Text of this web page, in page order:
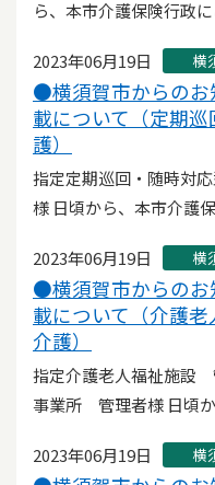
ら、本市介護保険行政
2023年06月19日 横
●横須賀市からの
載について（定期
護）
指定定期巡回・随時対
様 日頃から、本市介護
2023年06月19日 横
●横須賀市からの
載について（介護
介護）
指定介護老人福祉施設
事業所 管理者様 日頃
2023年06月19日 横